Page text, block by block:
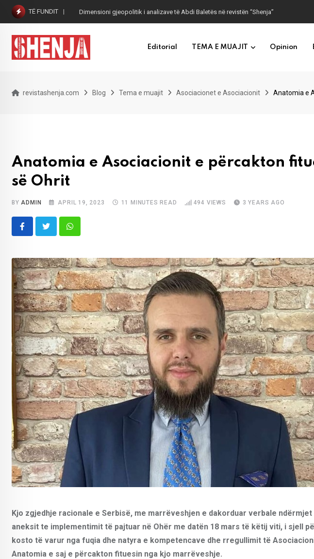
Skip
content
TË FUNDIT Dimensioni gjeopolitik i analizave të Abdi Baletës në revistën “Shenja”
Editorial TEMA E MUAJIT Opinion
revistashenja.com Blog Tema e muajit Asociacionet e Asociacionit Anatomia e
Anatomia e Asociacionit e përcakton
së Ohrit
BY ADMIN APRIL 19, 2023 11 MINUTES READ 494 VIEWS 3 YEARS AGO
Whatsapp
Kjo zgjedhje racionale e Serbisë, me marrëveshjen e dakorduar verbale
aneksit te implementimit të pajtuar në Ohër me datën 18 mars të këtij viti, i sjell
kosto të varur nga fuqia dhe natyra e kompetencave dhe rregullimit të
Anatomia e saj e përcakton fituesin nga kjo marrëveshje.